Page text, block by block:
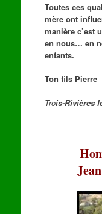
Toutes ces
mère ont
manière c’est
en nous… en
enfants.
Ton fils Pierre
Trois-Rivières